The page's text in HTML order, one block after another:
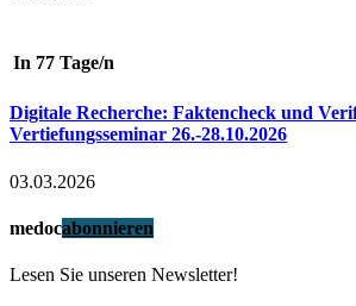
In 77 Tage/n
Digitale Recherche: Faktencheck und
Vertiefungsseminar 26.-28.10.2026
03.03.2026
medocabonnieren
Lesen Sie unseren Newsletter!